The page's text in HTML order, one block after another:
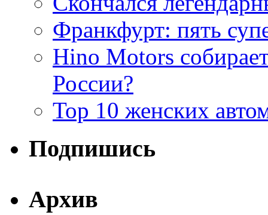
Франкфурт: пять
Hino Motors
России?
Top 10 женских
Подпишись
Архив